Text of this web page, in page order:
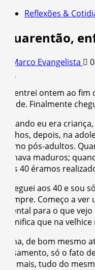
Reflexões &
Quarentão,
Marco Evangelista
2
Adentrei ontem ao
idade. Finalmente
Quando eu era
velhos, depois, na
como pós-adultos.
achava maduros;
aos 40 éramos
Cheguei aos 40 e sou
sempre. Começo a
mental para o que
significa que na
Olha, de bom mesmo
casamento, só o fato
no mais, tudo do